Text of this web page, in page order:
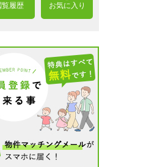
覧履歴 お気に入り